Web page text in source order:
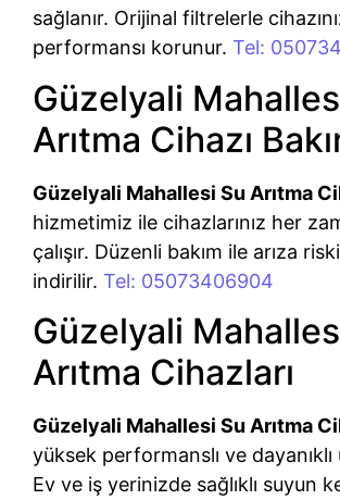
sağlanır. Orijinal filtrelerle
performansı korunur. Tel:
Güzelyali
Arıtma Cihazı
Güzelyali Mahallesi Su Arıtma
hizmetimiz ile cihazlarınız her
çalışır. Düzenli bakım ile arıza
indirilir. Tel: 05073406904
Güzelyali
Arıtma Cihazları
Güzelyali Mahallesi Su Arıtma
yüksek performanslı ve
Ev ve iş yerinizde sağlıklı suyun